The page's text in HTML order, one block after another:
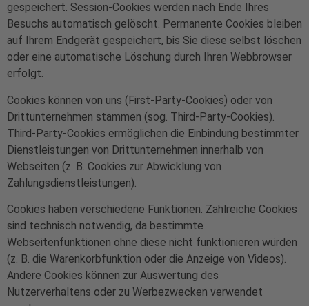
gespeichert. Session-Cookies werden nach Ende Ihres
Besuchs automatisch gelöscht. Permanente Cookies bleiben
auf Ihrem Endgerät gespeichert, bis Sie diese selbst löschen
oder eine automatische Löschung durch Ihren Webbrowser
erfolgt.
Cookies können von uns (First-Party-Cookies) oder von
Drittunternehmen stammen (sog. Third-Party-Cookies).
Third-Party-Cookies ermöglichen die Einbindung bestimmter
Dienstleistungen von Drittunternehmen innerhalb von
Webseiten (z. B. Cookies zur Abwicklung von
Zahlungsdienstleistungen).
Cookies haben verschiedene Funktionen. Zahlreiche Cookies
sind technisch notwendig, da bestimmte
Webseitenfunktionen ohne diese nicht funktionieren würden
(z. B. die Warenkorbfunktion oder die Anzeige von Videos).
Andere Cookies können zur Auswertung des
Nutzerverhaltens oder zu Werbezwecken verwendet